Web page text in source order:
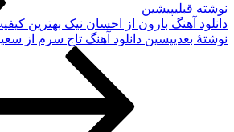
نوشته قبلیپیشین
دانلود آهنگ بارون از احسان نیک بهترین
نوشته‌ٔ بعدیپسین دانلود آهنگ تاج سرم از